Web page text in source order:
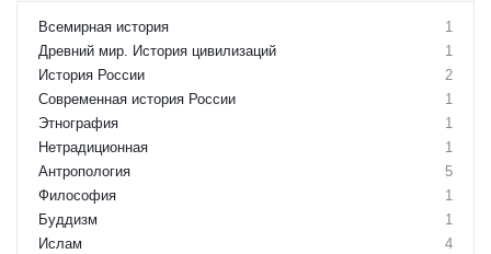
Всемирная история
1
Древний мир. История цивилизаций
1
История России
2
Современная история России
1
Этнография
1
Нетрадиционная
1
Антропология
5
Философия
1
Буддизм
1
Ислам
4